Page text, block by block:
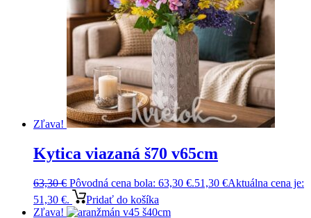
Zľava!
Kytica viazaná š70 v65cm
63,30€ Pôvodná cena bola: 63,30 €.51,30 €Aktuálna cena je:
51,30 €.
Pridať do košíka
Zľava!